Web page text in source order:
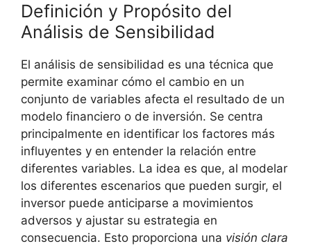
Definición y Propósito del‌
Análisis de⁢ Sensibilidad
El análisis de⁣ sensibilidad es una⁣ técnica que
permite examinar cómo el cambio en un
conjunto de variables afecta el resultado de ⁤un
⁤modelo financiero o de inversión. Se ⁣centra⁣
principalmente en identificar los factores más
influyentes y en entender la relación entre
diferentes ‍variables. La idea‍ es que, al modelar
los diferentes escenarios que pueden surgir, el
inversor puede anticiparse a movimientos
adversos​ y ajustar su estrategia ‍en
consecuencia. Esto proporciona una visión clara